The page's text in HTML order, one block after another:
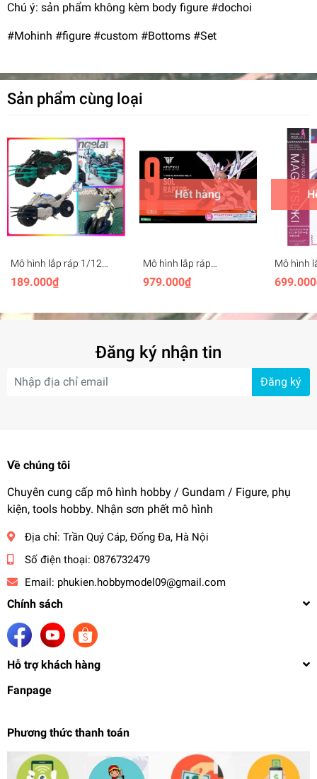
Chú ý: sản phẩm không kèm body figure #dochoi
#Mohinh #figure #custom #Bottoms #Set
Sản phẩm cùng loại
Mô hình lắp ráp 1/12
Motorcycle Monomer
Machine Girl
189.000₫
Hết hàng
Mô hình lắp ráp
Kotobukiya SOL Raptor
Megami Device 9 KP475
979.000₫
Mô hình
Đăng ký nhận tin
Đăng ký
Về chúng tôi
Chuyên cung cấp mô hình hobby / Gundam / Figure, phụ
kiện, tools hobby. Nhận sơn phết mô hình
Địa chỉ: Trần Quý Cáp, Đống Đa, Hà Nội
Số điện thoại: 0876732479
Email: phukien.hobbymodel09@gmail.com
Chính sách
Hỗ trợ khách hàng
Fanpage
Phương thức thanh toán